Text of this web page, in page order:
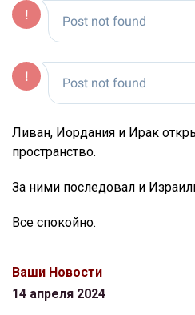
Ливан, Иордания и Ирак
пространство.
За ними последовал и
Все спокойно.
Ваши Новости
14 апреля 2024